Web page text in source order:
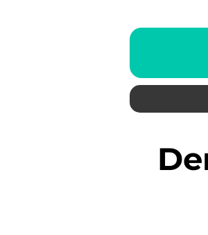
Den ultimata guiden till att